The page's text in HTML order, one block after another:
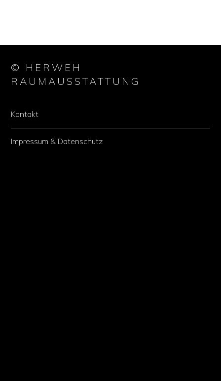
© HERWEH
RAUMAUSSTATTUNG
Kontakt
Impressum & Datenschutz